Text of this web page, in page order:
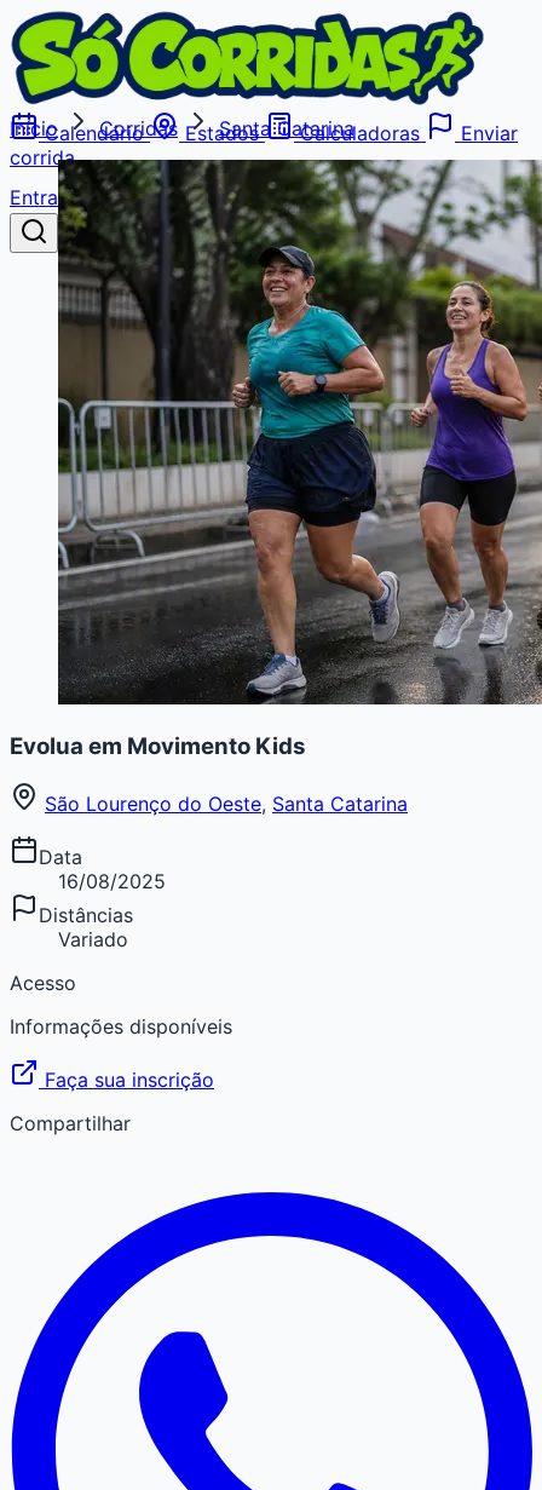
Calendário Estados Calculadoras
Enviar
corrida
Entrar
Buscar
Início Corridas Santa Catarina
Evolua em Movimento Kids
São Lourenço do Oeste, Santa Catarina
Data
16/08/2025
Distâncias
Variado
Acesso
Informações disponíveis
Faça sua inscrição
Compartilhar